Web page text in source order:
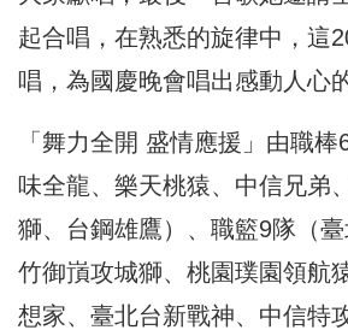
起合唱，在熟悉的旋律中，這
唱，為國慶晚會唱出感動人心
「舞力全開 盛情應援」由職棒
味全龍、樂天桃猿、中信兄弟
獅、台鋼雄鷹）、職籃9隊（
竹御嵿攻城獅、桃園璞園領航
想家、臺北台新戰神、中信特